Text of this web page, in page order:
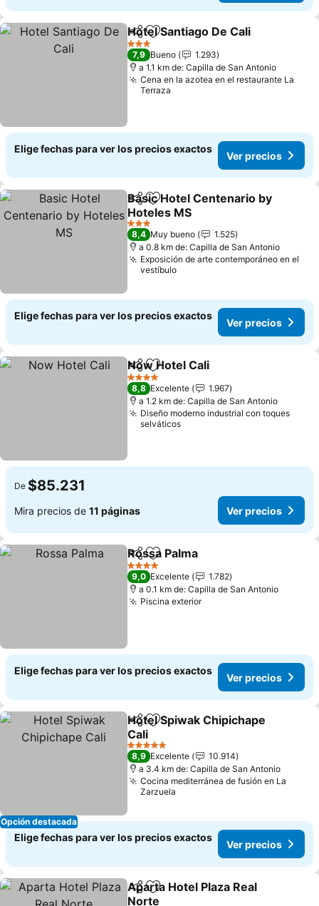
CompartirAgregar a favoritos
Hotel Santiago De Cali
3 Estrellas
7,9 Bueno
1.293
a 1.1 km de: Capilla de San Antonio
Cena en la azotea en el restaurante La
Terraza
Elige fechas para ver los precios exactos
Ver precios
CompartirAgregar a favoritos
Basic Hotel Centenario by
Hoteles MS
Ver precios
3 Estrellas
8,4 Muy bueno
1.525
a 0.8 km de: Capilla de San Antonio
Exposición de arte contemporáneo en el
vestíbulo
Elige fechas para ver los precios exactos
Ver precios
CompartirAgregar a favoritos
Now Hotel Cali
4 Estrellas
8,8 Excelente
1.967
a 1.2 km de: Capilla de San Antonio
Diseño moderno industrial con toques
selváticos
De $85.231
Mira precios de 11 páginas Ver precios
CompartirAgregar a favoritos
Rossa Palma
4 Estrellas
9,0 Excelente
1.782
a 0.1 km de: Capilla de San Antonio
Piscina exteriorVer precios
Elige fechas para ver los precios exactos
Ver precios
Opción destacada
CompartirAgregar a favoritos
Hotel Spiwak Chipichape
Cali
Ver precios
5 Estrellas
8,9 Excelente
10.914
a 3.4 km de: Capilla de San Antonio
Cocina mediterránea de fusión en La
Zarzuela
Elige fechas para ver los precios exactos
Ver precios
CompartirAgregar a favoritos
Aparta Hotel Plaza Real
Norte